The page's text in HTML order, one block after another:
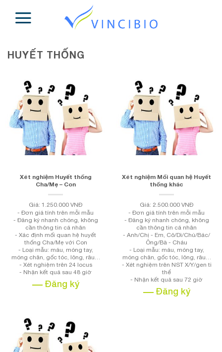
HUYẾT THỐNG
Xét nghiệm Huyết thống
Cha/Mẹ – Con
Giá: 1.250.000 VNĐ
- Đơn giá tính trên mỗi mẫu
- Đăng ký nhanh chóng, không
cần thông tin cá nhân
- Xác định mối quan hệ huyết
thống Cha/Mẹ với Con
- Loại mẫu: máu, móng tay,
móng chân, gốc tóc, lông, râu…
- Xét nghiệm trên 24 locus
- Nhận kết quả sau 48 giờ
Đăng ký
Xét nghiệm Mối quan hệ Huyết
thống khác
Giá: 2.500.000 VNĐ
- Đơn giá tính trên mỗi mẫu
- Đăng ký nhanh chóng, không
cần thông tin cá nhân
- Anh/Chị - Em, Cô/Dì/Chú/Bác/
Ông/Bà - Cháu
- Loại mẫu: máu, móng tay,
móng chân, gốc tóc, lông, râu…
- Xét nghiệm trên NST X/Y/gen ti
thể
- Nhận kết quả sau 72 giờ
Đăng ký